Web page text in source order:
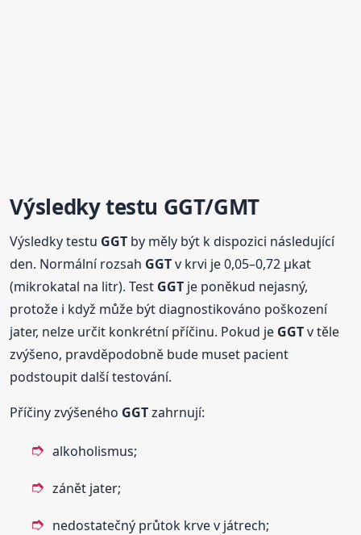
Výsledky testu GGT/GMT
Výsledky testu GGT by měly být k dispozici následující
den. Normální rozsah GGTv krvi je 0,05–0,72 μkat
(mikrokatal na litr). Test GGT je poněkud nejasný,
protože i když může být diagnostikováno poškození
jater, nelze určit konkrétní příčinu. Pokud je GGTv těle
zvýšeno, pravděpodobně bude muset pacient
podstoupit další testování.
Příčiny zvýšeného GGTzahrnují:
alkoholismus;
zánět jater;
nedostatečný průtok krve v játrech;